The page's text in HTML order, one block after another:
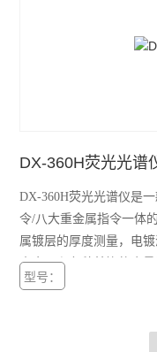
DX-360H荧光光谱
DX-360H荧光光谱仪是
令/八大重金属指令一体
属镀层的厚度测量，电
贵金属和各种首饰的含量
型号：